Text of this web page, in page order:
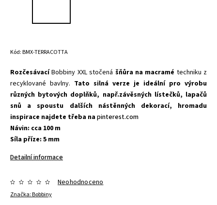
Kód:BMX-TERRACOTTA
RozčesávacíBobbiny XXL stočená šňůra na macramé techniku z
recyklované bavlny. Tato silná verze je ideální pro výrobu
různých bytových doplňků, např.závěsných lístečků, lapačů
snů a spoustu dalších nástěnných dekorací, hromadu
inspirace najdete třeba napinterest.com
Návin: cca 100 m
Síla příze: 5 mm
Detailní informace
Značka:Bobbiny
Neohodnoceno